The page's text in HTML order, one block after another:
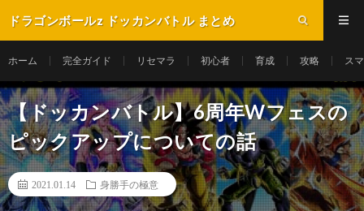
ドラゴンボールz ドッカンバトル まとめ
ホーム 完全ガイド リセマラ 初心者 育成 攻略 ス
【ドッカンバトル】6周年Wフェスの
ピックアップについての話
2021.01.14 身勝手の極意